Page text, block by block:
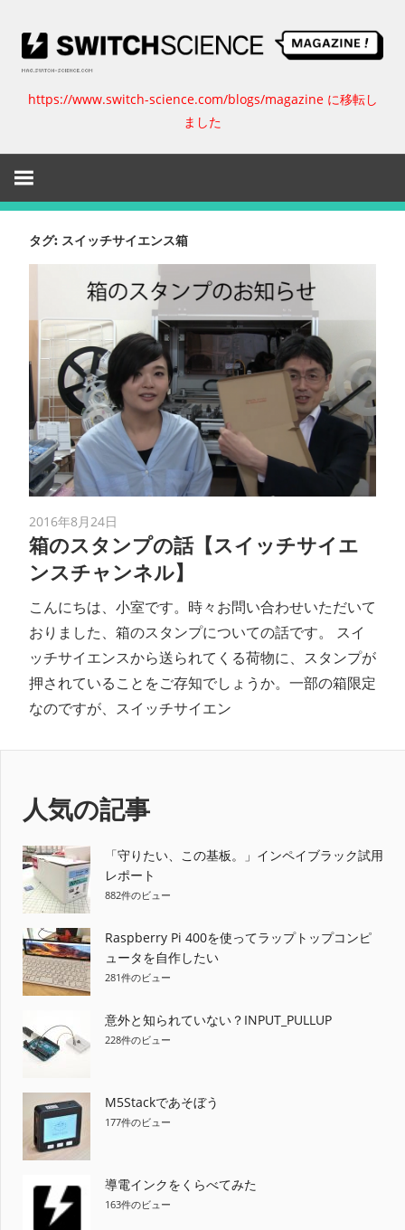
ッ
ス
イ
ッ
サ
イ
エ
ン
ス
ガ
ジ
ン
https://www.switch-science.com/blogs/magazine に移転し
ました
タグ: スイッチサイエンス箱
2016年8月24日
箱のスタンプの話【スイッチサイエ
ンスチャンネル】
こんにちは、小室です。時々お問い合わせいただいて
おりました、箱のスタンプについての話です。 スイ
ッチサイエンスから送られてくる荷物に、スタンプが
押されていることをご存知でしょうか。一部の箱限定
なのですが、スイッチサイエン
人気の記事
「守りたい、この基板。」インペイブラック試用
レポート
882件のビュー
Raspberry Pi 400を使ってラップトップコンピ
ュータを自作したい
281件のビュー
意外と知られていない？INPUT_PULLUP
228件のビュー
M5Stackであそぼう
177件のビュー
導電インクをくらべてみた
163件のビュー